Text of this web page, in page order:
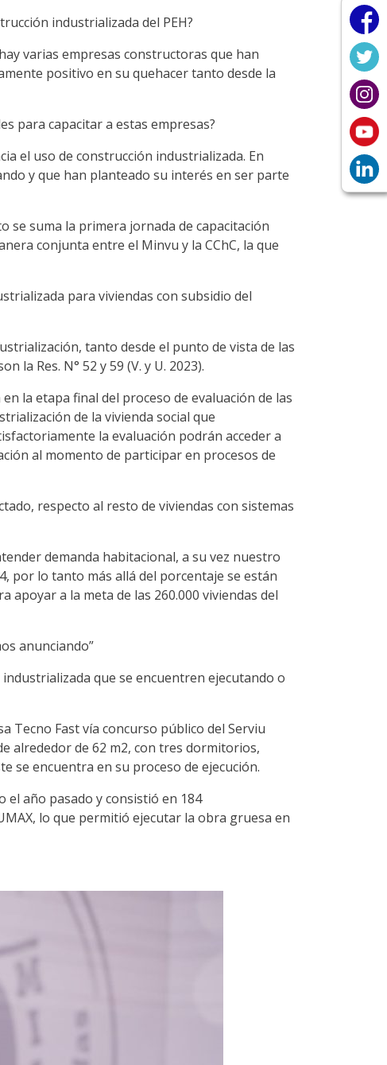
industrializada del PEH?
varias empresas constructoras que han
positivo en su quehacer tanto desde la
para capacitar a estas empresas?
el uso de construcción industrializada. En
y que han planteado su interés en ser parte
se suma la primera jornada de capacitación
conjunta entre el Minvu y la CChC, la que
para viviendas con subsidio del
tanto desde el punto de vista de las
la Res. N° 52 y 59 (V. y U. 2023).
la etapa final del proceso de evaluación de las
de la vivienda social que
la evaluación podrán acceder a
al momento de participar en procesos de
respecto al resto de viviendas con sistemas
demanda habitacional, a su vez nuestro
por lo tanto más allá del porcentaje se están
a la meta de las 260.000 viviendas del
anunciando”
que se encuentren ejecutando o
Tecno Fast vía concurso público del Serviu
alrededor de 62 m2, con tres dormitorios,
se encuentra en su proceso de ejecución.
el año pasado y consistió en 184
lo que permitió ejecutar la obra gruesa en